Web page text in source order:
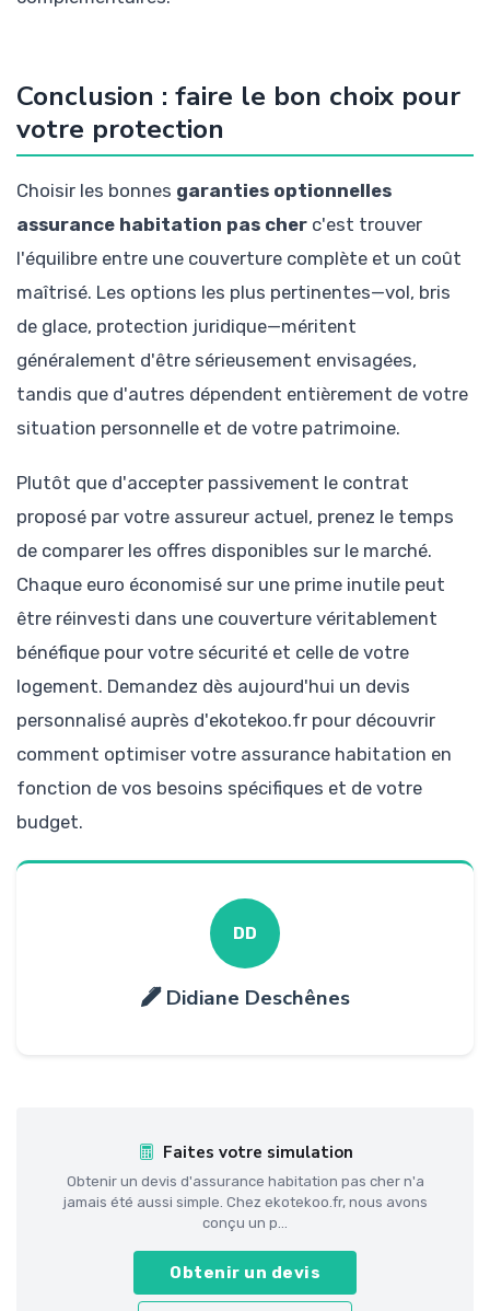
Conclusion : faire le bon choix pour
votre protection
Choisir les bonnes garanties optionnelles
assurance habitation pas cher c'est trouver
l'équilibre entre une couverture complète et un coût
maîtrisé. Les options les plus pertinentes—vol, bris
de glace, protection juridique—méritent
généralement d'être sérieusement envisagées,
tandis que d'autres dépendent entièrement de votre
situation personnelle et de votre patrimoine.
Plutôt que d'accepter passivement le contrat
proposé par votre assureur actuel, prenez le temps
de comparer les offres disponibles sur le marché.
Chaque euro économisé sur une prime inutile peut
être réinvesti dans une couverture véritablement
bénéfique pour votre sécurité et celle de votre
logement. Demandez dès aujourd'hui un devis
personnalisé auprès d'ekotekoo.fr pour découvrir
comment optimiser votre assurance habitation en
fonction de vos besoins spécifiques et de votre
budget.
DD
Didiane Deschênes
Faites votre simulation
Obtenir un devis d'assurance habitation pas cher n'a
jamais été aussi simple. Chez ekotekoo.fr, nous avons
conçu un p...
Obtenir un devis